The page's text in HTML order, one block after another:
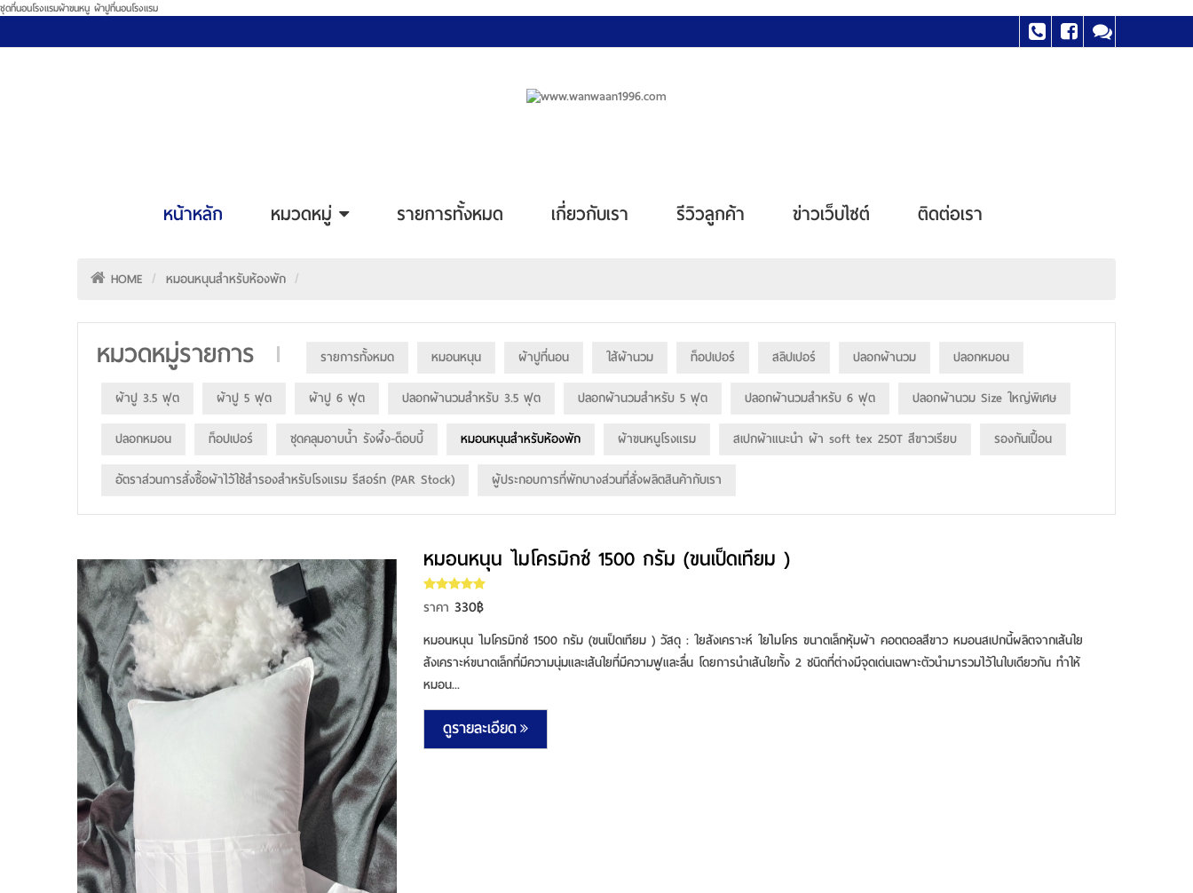
ชุดที่นอนโรงแรมผ้าขนหนู ผ้าปูที่นอนโรงแรม
หน้าหลัก หมวดหมู่ รายการทั้งหมด เกี่ยวกับเรา รีวิวลูกค้า ข่าวเว็บไซต์ ติดต่อเรา
HOME หมอนหนุนสำหรับห้องพัก
หมวดหมู่รายการ รายการทั้งหมด หมอนหนุน ผ้าปูที่นอน ใส้ผ้านวม ท็อปเปอร์ สลิปเปอร์ ปลอกผ้านวม
ปลอกหมอน
ผ้าปู 3.5 ฟุต
ผ้าปู 5 ฟุต ผ้าปู 6 ฟุต ปลอกผ้านวมสำหรับ 3.5 ฟุต ปลอกผ้านวมสำหรับ 5 ฟุต ปลอกผ้านวมสำหรับ 6 ฟุต
ปลอกผ้านวม Size ใหญ่พิเศษ
ปลอกหมอน
ท็อปเปอร์ ชุดคลุมอาบน้ำ รังผึ้ง-ด็อบบี้ หมอนหนุนสำหรับห้องพัก ผ้าขนหนูโรงแรม สเปกผ้าแนะนำ ผ้า soft tex 250T สีขาวเรียบ
รองกันเปื้อน
อัตราส่วนการสั่งซื้อผ้าไว้ใช้สำรองสำหรับโรงแรม รีสอร์ท (PAR Stock)
ผู้ประกอบการที่พักบางส่วนที่สั่งผลิตสินค้ากับเรา
หมอนหนุน ไมโครมิกซ์ 1500 กรัม (ขนเป็ดเทียม )
ราคา 330฿
หมอนหนุน ไมโครมิกซ์ 1500 กรัม (ขนเป็ดเทียม ) วัสดุ : ใยสังเคราะห์ ใยไมโคร ขนาดเล็กหุ้มผ้า คอตตอลสีขาว หมอนสเปกนี้ผลิตจากเส้นใย
สังเคราะห์ขนาดเล็กที่มีความนุ่มและเส้นใยที่มีความฟูและลื่น โดยการนำเส้นใยทั้ง 2 ชนิดที่ต่างมีจุดเด่นเฉพาะตัวนำมารวมไว้ในใบเดียวกัน ทำให้
หมอน...
ดูรายละเอียด